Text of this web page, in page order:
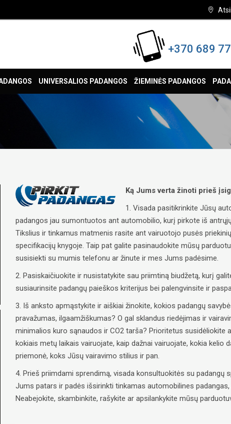
+370 689
UNIVERSALIOS PADANGOS ŽIEMINĖS PADANGOS
Ką Jums verta žinoti prieš
1. Visada pasitikrinkite Jūsų
padangos jau sumontuotos ant automobilio, kurį pirkote iš
Tikslius ir tinkamus matmenis rasite ant vairuotojo pusės
specifikacijų knygoje. Taip pat galite pasinaudokite mūsų
susisiekti su mumis telefonu ar žinute ir mes Jums padėsime.
2. Pasiskaičiuokite ir nusistatykite sau priimtiną biudžetą, kurį
susiaurinsite padangų paieškos kriterijus bei palengvinsite ir
3. Iš anksto apmąstykite ir aiškiai žinokite, kokios padangų
pravažumas, ilgaamžiškumas? O gal sklandus riedėjimas ir
minimalios kuro sąnaudos ir CO2 tarša? Prioritetus susidėliokite
kokiais metų laikais vairuojate, kaip dažnai vairuojate, kokia kelio
priemonė, koks Jūsų vairavimo stilius ir pan.
4. Prieš priimdami sprendimą, visada konsultuokitės su padangų
Jums patars ir padės išsirinkti tinkamas automobilines
Neabejokite, skambinkite, rašykite ar apsilankykite mūsų